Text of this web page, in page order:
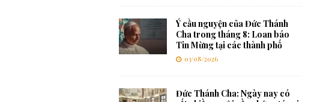
Ý cầu nguyện của Đức Thánh
Cha trong tháng 8: Loan báo
Tin Mừng tại các thành phố
03/08/2026
Đức Thánh Cha: Ngày nay có